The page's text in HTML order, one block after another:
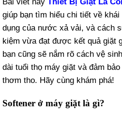
giúp bạn tìm hiểu chi tiết về khái
dụng của nước xả vải, và cách
kiệm vừa đạt được kết quả giặt
bạn cũng sẽ nắm rõ cách vệ
dài tuổi thọ máy giặt và đảm
thơm tho. Hãy cùng khám phá!
Softener ở máy giặt là gì?